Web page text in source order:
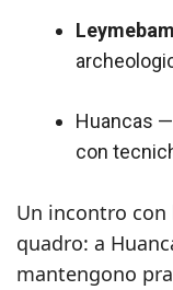
Huancas
con
Un incontro
quadro: a
mantengono